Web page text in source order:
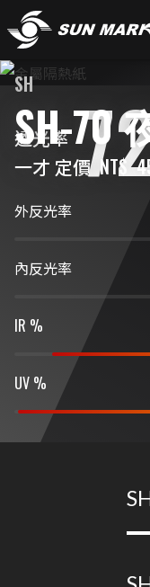
SH
SH-70
一才 定價 NT$
IR %
UV %
外反光率
內反光率
透光率